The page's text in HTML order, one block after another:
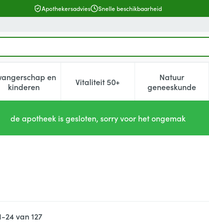
Apothekersadvies Snelle beschikbaarheid
en hygiëne categorie
voor Dieet, voeding en vitamines categorie
en
kinderenToon submenu voor Zwangerschap en kinderen
Vitaliteit 50+Toon submenu voor Vitaliteit
Natuur
geneeskunde
Toon
de apotheek is gesloten, sorry voor het ongemak
-24van127